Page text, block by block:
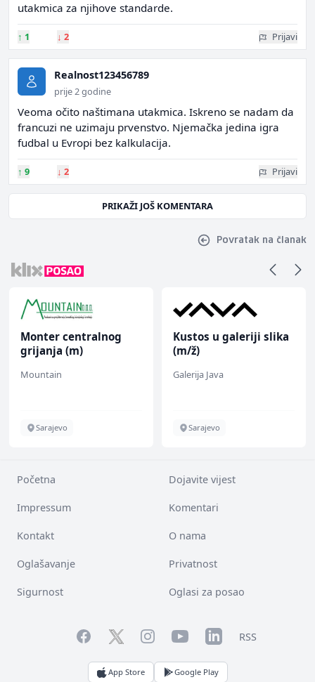
utakmica za njihove standarde.
↑ 1 ↓ 2 Prijavi
Realnost123456789
prije 2 godine
Veoma očito naštimana utakmica. Iskreno se nadam da
francuzi ne uzimaju prvenstvo. Njemačka jedina igra
fudbal u Evropi bez kalkulacija.
↑ 9 ↓ 2 Prijavi
PRIKAŽI JOŠ KOMENTARA
Povratak na članak
Monter centralnog
grijanja (m)
Mountain
Sarajevo
Kustos u galeriji slika
(m/ž)
Galerija Java
Sarajevo
Početna Dojavite vijest
Impressum Komentari
Kontakt O nama
Oglašavanje Privatnost
Sigurnost Oglasi za posao
FacebookTwitterInstagramYouTubeLinkedInRSS
App Store Google Play